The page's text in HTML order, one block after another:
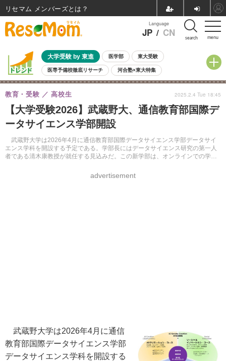
menu
Language
JP / CN search
大学受験 by 東進 医学部 東大受験
医専予備校徹底リサーチ 河合塾×東大特集
親子で考える大学選び 高校受験 中学受験 小学校受験
共通テスト 夏休み
8月開催イベント・WS 全国公立高校 過去問 人気記事
自由研究教材（小学生向け） 自由研究教材（中学生向け）
【大学受験2026】武蔵野大、通信教育部国際デ
ータサイエンス学部開設
武蔵野大学は2026年4月に通信教育部国際データサイエンス学部データサイ
エンス学科を開設する予定である。学部長にはデータサイエンス研究の第一人
者である清木康教授が就任する見込みだ。この新学部は、オンラインでの学習
教育・受験 高校生
advertisement
2025.2.4 Tue 18:45
武蔵野大学は2026年4月に通信
教育部国際データサイエンス学部
データサイエンス学科を開設する
リセマム メンバーズ